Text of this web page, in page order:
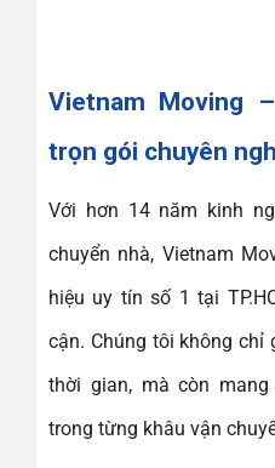
Vietnam Moving
trọn gói chuyên
Với hơn 14 năm kinh
chuyển nhà, Vietnam
hiệu uy tín số 1 tại
cận. Chúng tôi không chỉ
thời gian, mà còn
trong từng khâu vận